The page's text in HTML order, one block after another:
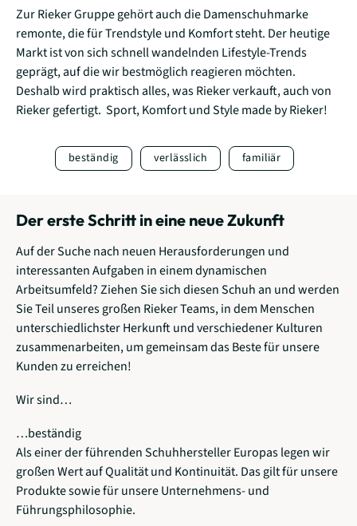
Zur Rieker Gruppe gehört auch die Damenschuhmarke
remonte, die für Trendstyle und Komfort steht. Der heutige
Markt ist von sich schnell wandelnden Lifestyle-Trends
geprägt, auf die wir bestmöglich reagieren möchten.
Deshalb wird praktisch alles, was Rieker verkauft, auch von
Rieker gefertigt. Sport, Komfort und Style made by Rieker!
beständig verlässlich familiär
Der erste Schritt in eine neue Zukunft
Auf der Suche nach neuen Herausforderungen und
interessanten Aufgaben in einem dynamischen
Arbeitsumfeld? Ziehen Sie sich diesen Schuh an und werden
Sie Teil unseres großen Rieker Teams, in dem Menschen
unterschiedlichster Herkunft und verschiedener Kulturen
zusammenarbeiten, um gemeinsam das Beste für unsere
Kunden zu erreichen!
Wir sind…
…beständig
Als einer der führenden Schuhhersteller Europas legen wir
großen Wert auf Qualität und Kontinuität. Das gilt für unsere
Produkte sowie für unsere Unternehmens- und
Führungsphilosophie.